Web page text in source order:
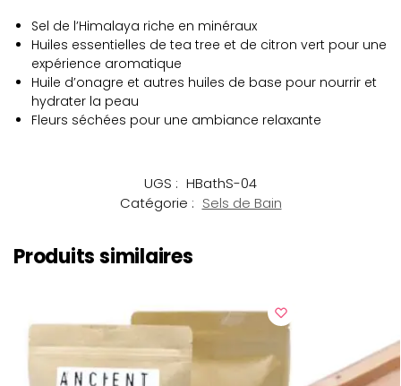
Sel de l’Himalaya riche en minéraux
Huiles essentielles de tea tree et de citron vert pour une
expérience aromatique
Huile d’onagre et autres huiles de base pour nourrir et
hydrater la peau
Fleurs séchées pour une ambiance relaxante
UGS : HBathS-04
Catégorie : Sels de Bain
Produits similaires